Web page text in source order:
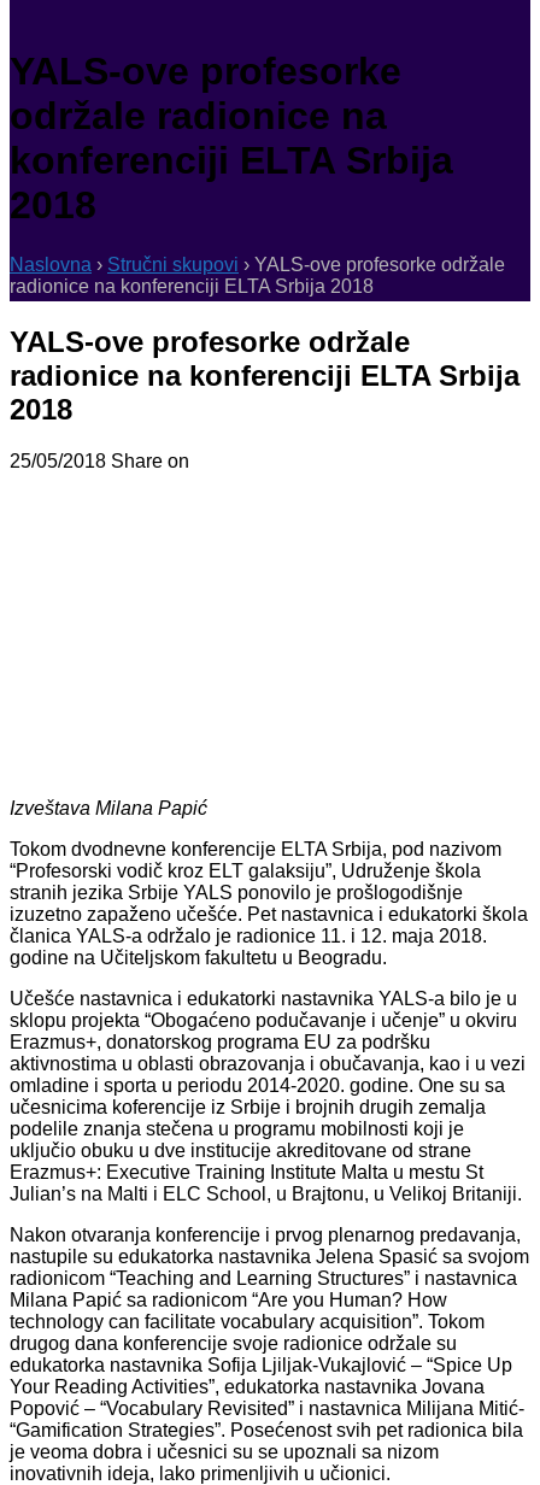
YALS-ove profesorke
održale radionice na
konferenciji ELTA Srbija
2018
Naslovna › Stručni skupovi › YALS-ove profesorke održale
radionice na konferenciji ELTA Srbija 2018
YALS-ove profesorke održale
radionice na konferenciji ELTA Srbija
2018
25/05/2018 Share on
Izveštava Milana Papić
Tokom dvodnevne konferencije ELTA Srbija, pod nazivom
“Profesorski vodič kroz ELT galaksiju”, Udruženje škola
stranih jezika Srbije YALS ponovilo je prošlogodišnje
izuzetno zapaženo učešće. Pet nastavnica i edukatorki škola
članica YALS-a održalo je radionice 11. i 12. maja 2018.
godine na Učiteljskom fakultetu u Beogradu.
Učešće nastavnica i edukatorki nastavnika YALS-a bilo je u
sklopu projekta “Obogaćeno podučavanje i učenje” u okviru
Erazmus+, donatorskog programa EU za podršku
aktivnostima u oblasti obrazovanja i obučavanja, kao i u vezi
omladine i sporta u periodu 2014-2020. godine. One su sa
učesnicima koferencije iz Srbije i brojnih drugih zemalja
podelile znanja stečena u programu mobilnosti koji je
uključio obuku u dve institucije akreditovane od strane
Erazmus+: Executive Training Institute Malta u mestu St
Julian’s na Malti i ELC School, u Brajtonu, u Velikoj Britaniji.
Nakon otvaranja konferencije i prvog plenarnog predavanja,
nastupile su edukatorka nastavnika Jelena Spasić sa svojom
radionicom “Teaching and Learning Structures” i nastavnica
Milana Papić sa radionicom “Are you Human? How
technology can facilitate vocabulary acquisition”. Tokom
drugog dana konferencije svoje radionice održale su
edukatorka nastavnika Sofija Ljiljak-Vukajlović – “Spice Up
Your Reading Activities”, edukatorka nastavnika Jovana
Popović – “Vocabulary Revisited” i nastavnica Milijana Mitić-
“Gamification Strategies”. Posećenost svih pet radionica bila
je veoma dobra i učesnici su se upoznali sa nizom
inovativnih ideja, lako primenljivih u učionici.